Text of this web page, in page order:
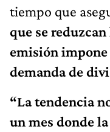
tiempo que
que se
emisión
demanda de
“La tendencia
un mes donde